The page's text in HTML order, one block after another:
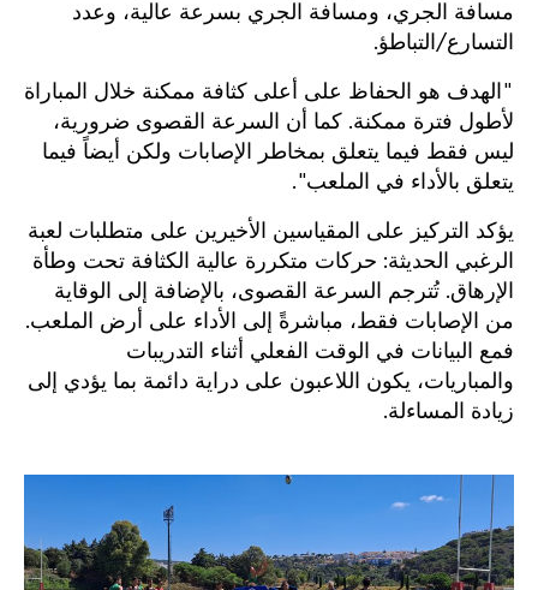
مسافة الجري، ومسافة الجري بسرعة عالية، وعدد
التسارع/التباطؤ.
"الهدف هو الحفاظ على أعلى كثافة ممكنة خلال المباراة
لأطول فترة ممكنة. كما أن السرعة القصوى ضرورية،
ليس فقط فيما يتعلق بمخاطر الإصابات ولكن أيضاً فيما
يتعلق بالأداء في الملعب".
يؤكد التركيز على المقياسين الأخيرين على متطلبات لعبة
الرغبي الحديثة: حركات متكررة عالية الكثافة تحت وطأة
الإرهاق. تُترجم السرعة القصوى، بالإضافة إلى الوقاية
من الإصابات فقط، مباشرةً إلى الأداء على أرض الملعب.
فمع البيانات في الوقت الفعلي أثناء التدريبات
والمباريات، يكون اللاعبون على دراية دائمة بما يؤدي إلى
زيادة المساءلة.